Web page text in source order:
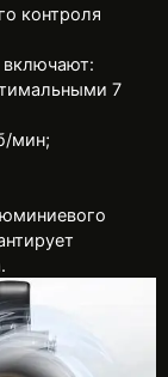
контроля
включают:
7
мин;